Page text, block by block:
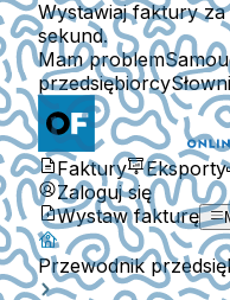
Wystawiaj faktury
sekund.
Mam problem
przedsiębiorcy
Faktury Eksporty
Zaloguj się
Wystaw fakturę
Przewodnik